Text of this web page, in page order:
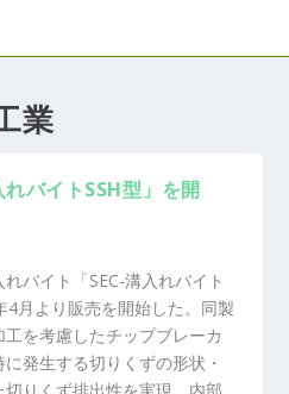
業
バイトSSH型」を開
バイト「SEC-溝入れバイト
4月より販売を開始した。同製
を考慮したチップブレーカ
発生する切りくずの形状・